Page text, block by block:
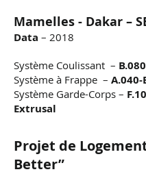
Mamelles - Dakar –
Data – 2018
Système Coulissant –
Système à Frappe –
Système Garde-Corps –
Extrusal
Projet de
Better”